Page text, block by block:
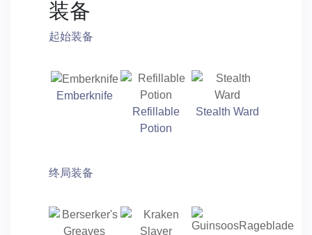
装备
起始装备
Emberknife
Refillable
Potion
Stealth Ward
终局装备